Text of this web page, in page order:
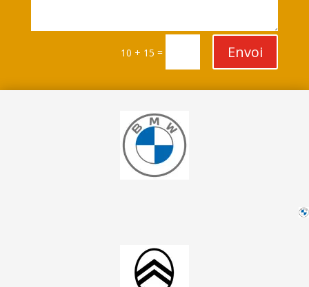
10 + 15 = Envoi